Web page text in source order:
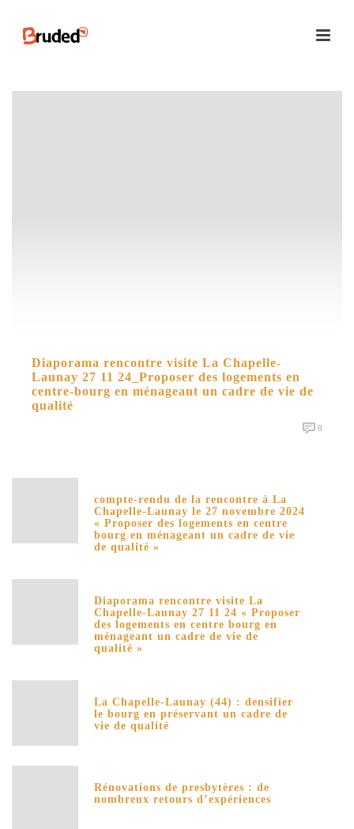
Diaporama rencontre visite La Chapelle-
Launay 27 11 24_Proposer des logements en
centre-bourg en ménageant un cadre de vie de
qualité
0
compte-rendu de la rencontre à La
Chapelle-Launay le 27 novembre 2024
« Proposer des logements en centre
bourg en ménageant un cadre de vie
de qualité »
Diaporama rencontre visite La
Chapelle-Launay 27 11 24 « Proposer
des logements en centre bourg en
ménageant un cadre de vie de
qualité »
La Chapelle-Launay (44) : densifier
le bourg en préservant un cadre de
vie de qualité
Rénovations de presbytères : de
nombreux retours d’expériences